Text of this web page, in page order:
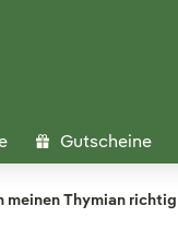
Gutscheine
meinen Thymian richtig